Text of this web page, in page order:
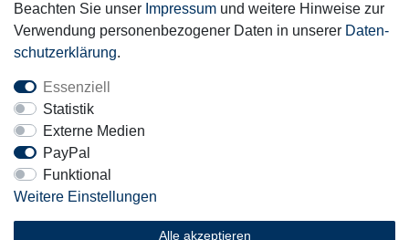
Beachten Sie unser Impressum und weitere Hinweise zur
Verwendung personenbezogener Daten in unserer Daten­
schutz­erklärung.
Essenziell
Statistik
Externe Medien
PayPal
Funktional
Weitere Einstellungen
Alle akzeptieren